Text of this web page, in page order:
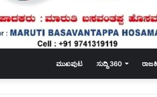
ಮುಖಪುಟ ಸುದ್ದಿ 360